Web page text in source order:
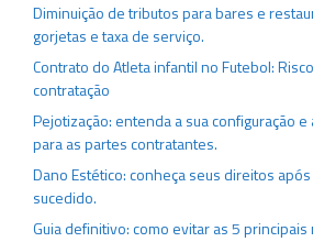
Diminuição de tributos para bares e
gorjetas e taxa de serviço.
Contrato do Atleta infantil no Futebol:
contratação
Pejotização: entenda a sua configuração
para as partes contratantes.
Dano Estético: conheça seus direitos
sucedido.
Guia definitivo: como evitar as 5